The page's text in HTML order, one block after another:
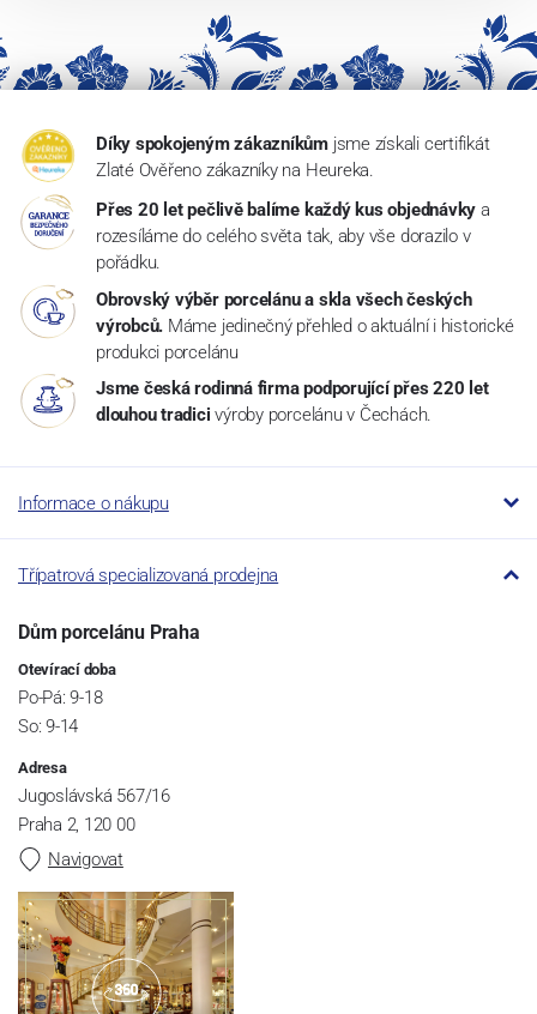
Díky spokojeným zákazníkům jsme získali certifikát
Zlaté Ověřeno zákazníky na Heureka.
Přes 20 let pečlivě balíme každý kus objednávky a
rozesíláme do celého světa tak, aby vše dorazilo v
pořádku.
Obrovský výběr porcelánu a skla všech českých
výrobců. Máme jedinečný přehled o aktuální i historické
produkci porcelánu
Jsme česká rodinná firma podporující přes 220 let
dlouhou tradici výroby porcelánu v Čechách.
Informace o nákupu
Třípatrová specializovaná prodejna
Dům porcelánu Praha
Otevírací doba
Po-Pá: 9-18
So: 9-14
Adresa
Jugoslávská 567/16
Praha 2, 120 00
Navigovat